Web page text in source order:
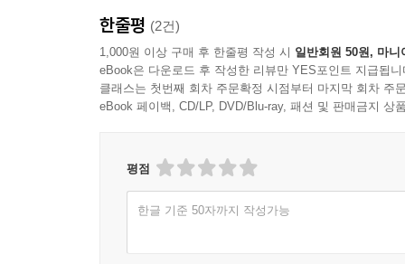
한줄평 (2건)
1,000원 이상 구매 후 한줄평 작성 시 일반회원 50원, 마니
eBook은 다운로드 후 작성한 리뷰만 YES포인트 지급됩니
클래스는 첫번째 회차 주문확정 시점부터 마지막 회차 주
eBook 페이백, CD/LP, DVD/Blu-ray, 패션 및 판매금지 상
평점
한글 기준 50자까지 작성가능